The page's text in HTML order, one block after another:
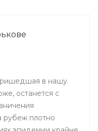
в нашу
останется с
рубеж плотно